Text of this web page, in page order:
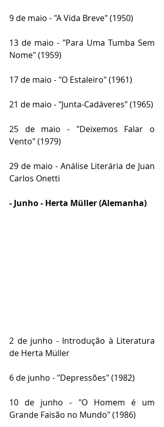
9 de maio - "A Vida Breve" (1950)
13 de maio - "Para Uma Tumba Sem
Nome" (1959)
17 de maio - "O Estaleiro" (1961)
25 de maio - "Deixemos Falar o
Vento" (1979)
29 de maio - Análise Literária de Juan
Carlos Onetti
- Junho - Herta Müller (Alemanha)
2 de junho - Introdução à Literatura
de Herta Müller
6 de junho - "Depressões" (1982)
10 de junho - "O Homem é um
Grande Faisão no Mundo" (1986)